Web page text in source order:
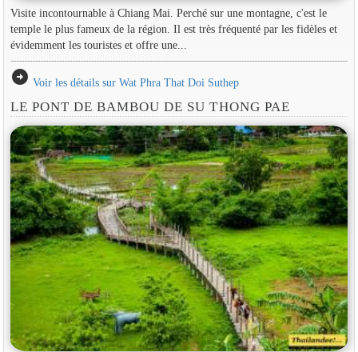
Visite incontournable à Chiang Mai. Perché sur une montagne, c'est le
temple le plus fameux de la région. Il est très fréquenté par les fidèles et
évidemment les touristes et offre une...
arrow_circle_right Voir les détails sur Wat Phra That Doi Suthep
LE PONT DE BAMBOU DE SU THONG PAE